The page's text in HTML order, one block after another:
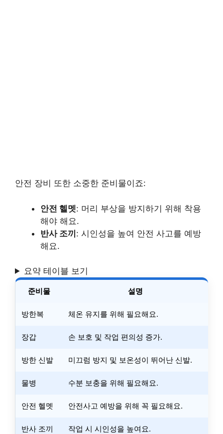
안전 장비 또한 소중한 준비물이죠:
안전 헬멧: 머리 부상을 방지하기 위해 착용
해야 해요.
반사 조끼: 시인성을 높여 안전 사고를 예방
해요.
요약 테이블 보기
준비물 설명
방한복 체온 유지를 위해 필요해요.
장갑 손 보호 및 작업 편의성 증가.
방한 신발 미끄럼 방지 및 보온성이 뛰어난 신발.
물병 수분 보충을 위해 필요해요.
안전 헬멧 안전사고 예방을 위해 꼭 필요해요.
반사 조끼 작업 시 시인성을 높여요.